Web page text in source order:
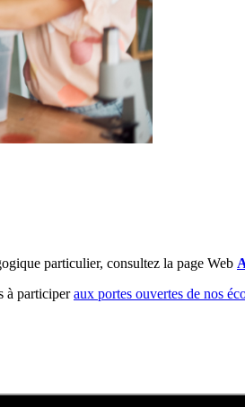
particulier, consultez la page Web
à participeraux portes ouvertes de nos